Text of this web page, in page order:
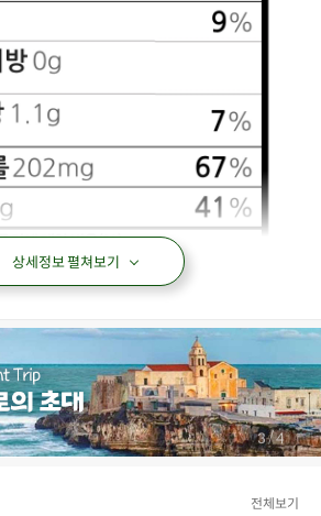
상세정보 펼쳐보기
4/4
전체보기